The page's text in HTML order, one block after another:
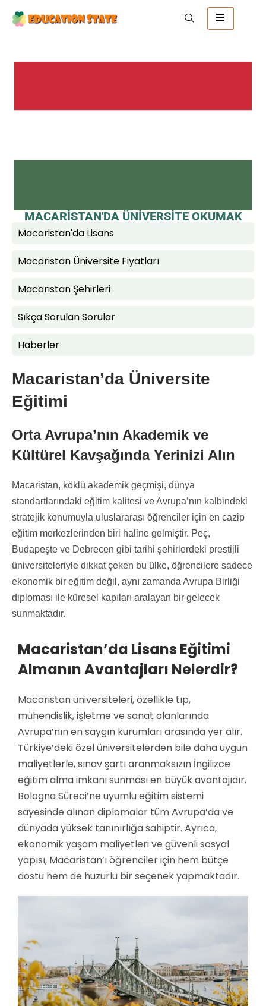
MACARİSTAN'DA ÜNİVERSİTE OKUMAK
Macaristan'da Lisans
Macaristan Üniversite Fiyatları
Macaristan Şehirleri
Sıkça Sorulan Sorular
Haberler
Macaristan’da Üniversite
Eğitimi
Orta Avrupa’nın Akademik ve
Kültürel Kavşağında Yerinizi Alın
Macaristan, köklü akademik geçmişi, dünya
standartlarındaki eğitim kalitesi ve Avrupa’nın kalbindeki
stratejik konumuyla uluslararası öğrenciler için en cazip
eğitim merkezlerinden biri haline gelmiştir. Peç,
Budapeşte ve Debrecen gibi tarihi şehirlerdeki prestijli
üniversiteleriyle dikkat çeken bu ülke, öğrencilere sadece
ekonomik bir eğitim değil, aynı zamanda Avrupa Birliği
diploması ile küresel kapıları aralayan bir gelecek
sunmaktadır.
Macaristan’da Lisans Eğitimi
Almanın Avantajları Nelerdir?
Macaristan üniversiteleri, özellikle tıp,
mühendislik, işletme ve sanat alanlarında
Avrupa’nın en saygın kurumları arasında yer alır.
Türkiye’deki özel üniversitelerden bile daha uygun
maliyetlerle, sınav şartı aranmaksızın İngilizce
eğitim alma imkanı sunması en büyük avantajıdır.
Bologna Süreci’ne uyumlu eğitim sistemi
sayesinde alınan diplomalar tüm Avrupa’da ve
dünyada yüksek tanınırlığa sahiptir. Ayrıca,
ekonomik yaşam maliyetleri ve güvenli sosyal
yapısı, Macaristan’ı öğrenciler için hem bütçe
dostu hem de huzurlu bir seçenek yapmaktadır.